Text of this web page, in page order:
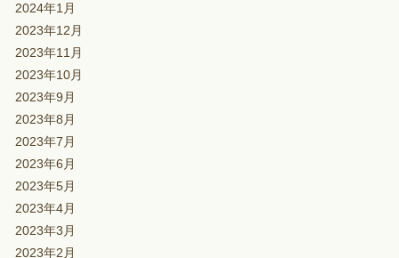
2024年1月
2023年12月
2023年11月
2023年10月
2023年9月
2023年8月
2023年7月
2023年6月
2023年5月
2023年4月
2023年3月
2023年2月